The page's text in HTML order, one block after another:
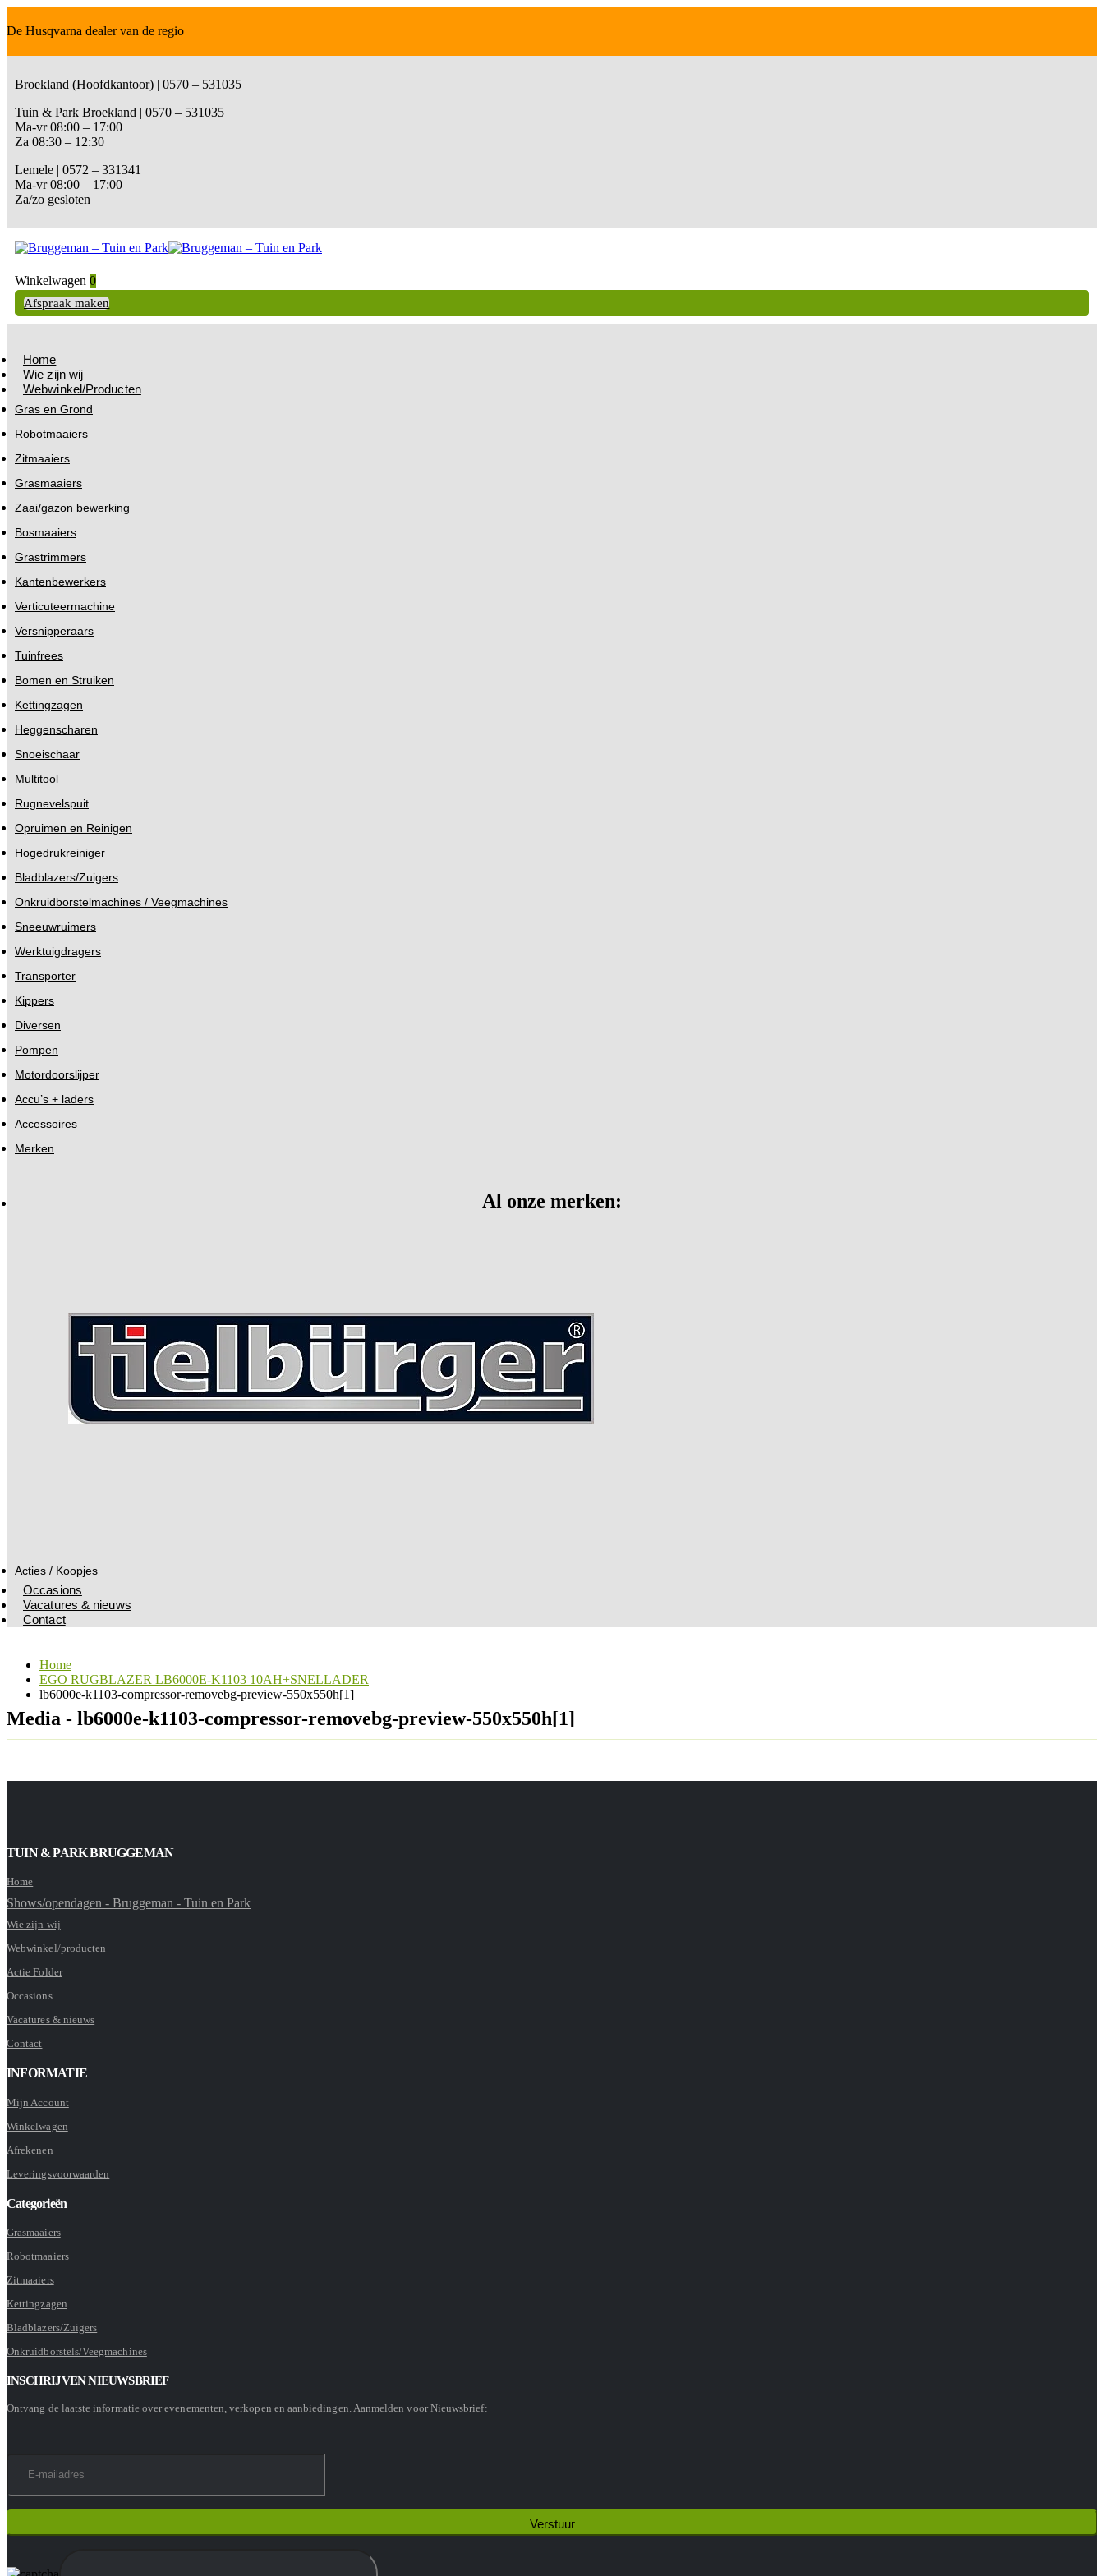
De Husqvarna dealer van de regio
Broekland (Hoofdkantoor) | 0570 – 531035
Tuin & Park Broekland | 0570 – 531035
Ma-vr 08:00 – 17:00
Za 08:30 – 12:30
Lemele | 0572 – 331341
Ma-vr 08:00 – 17:00
Za/zo gesloten
Winkelwagen 0
Afspraak maken
Home
Wie zijn wij
Webwinkel/Producten
Gras en Grond
Robotmaaiers
Zitmaaiers
Grasmaaiers
Zaai/gazon bewerking
Bosmaaiers
Grastrimmers
Kantenbewerkers
Verticuteermachine
Versnipperaars
Tuinfrees
Bomen en Struiken
Kettingzagen
Heggenscharen
Snoeischaar
Multitool
Rugnevelspuit
Opruimen en Reinigen
Hogedrukreiniger
Bladblazers/Zuigers
Onkruidborstelmachines / Veegmachines
Sneeuwruimers
Werktuigdragers
Transporter
Kippers
Diversen
Pompen
Motordoorslijper
Accu’s + laders
Accessoires
Merken
Al onze merken:
Acties / Koopjes
Occasions
Vacatures & nieuws
Contact
Home
EGO RUGBLAZER LB6000E-K1103 10AH+SNELLADER
lb6000e-k1103-compressor-removebg-preview-550x550h[1]
Media - lb6000e-k1103-compressor-removebg-preview-550x550h[1]
TUIN & PARK BRUGGEMAN
Home
Shows/opendagen - Bruggeman - Tuin en Park
Wie zijn wij
Webwinkel/producten
Actie Folder
Occasions
Vacatures & nieuws
Contact
INFORMATIE
Mijn Account
Winkelwagen
Afrekenen
Leveringsvoorwaarden
Categorieën
Grasmaaiers
Robotmaaiers
Zitmaaiers
Kettingzagen
Bladblazers/Zuigers
Onkruidborstels/Veegmachines
INSCHRIJVEN NIEUWSBRIEF
Ontvang de laatste informatie over evenementen, verkopen en aanbiedingen. Aanmelden voor Nieuwsbrief: